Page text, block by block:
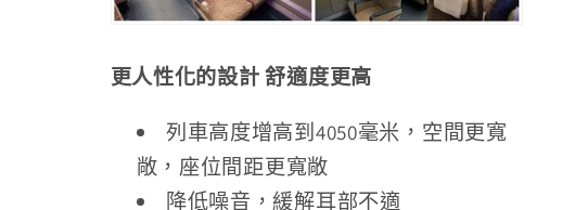
更人性化的設計 舒適度更高
列車高度增高到4050毫米，空間更寬
敞，座位間距更寬敞
降低噪音，緩解耳部不適